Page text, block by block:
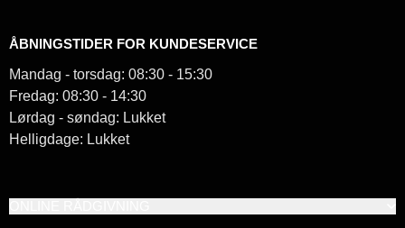
ÅBNINGSTIDER FOR KUNDESERVICE
Mandag - torsdag: 08:30 - 15:30
Fredag: 08:30 - 14:30
Lørdag - søndag: Lukket
Helligdage: Lukket